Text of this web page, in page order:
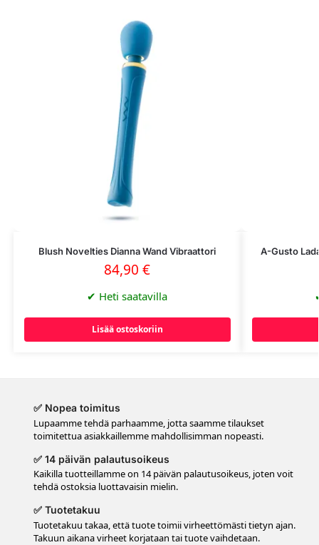
Blush Novelties Dianna Wand Vibraattori
84,90€
✔ Heti saatavilla
Lisää ostoskoriin
A-Gusto
✅ Nopea toimitus
Lupaamme tehdä parhaamme, jotta saamme tilaukset
toimitettua asiakkaillemme mahdollisimman nopeasti.
✅ 14 päivän palautusoikeus
Kaikilla tuotteillamme on 14 päivän palautusoikeus, joten voit
tehdä ostoksia luottavaisin mielin.
✅ Tuotetakuu
Tuotetakuu takaa, että tuote toimii virheettömästi tietyn ajan.
Takuun aikana virheet korjataan tai tuote vaihdetaan.